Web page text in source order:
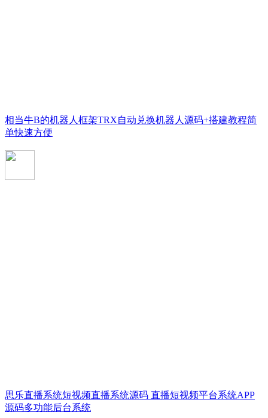
相当牛B的机器人框架TRX自动兑换机器人源码+搭建教程简
单快速方便
思乐直播系统短视频直播系统源码 直播短视频平台系统APP
源码多功能后台系统